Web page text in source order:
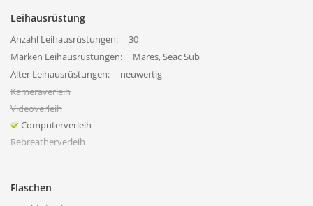
Leihausrüstung
Anzahl Leihausrüstungen:
30
Marken Leihausrüstungen:
Mares, Seac Sub
Alter Leihausrüstungen:
neuwertig
Kameraverleih
Videoverleih
Computerverleih
Rebreatherverleih
Flaschen